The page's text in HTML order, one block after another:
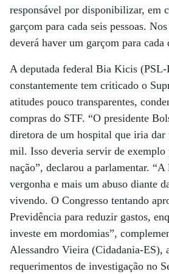
responsável por disponibilizar, em
garçom para cada seis pessoas.
deverá haver um garçom para cada
A deputada federal Bia Kicis
constantemente tem criticado o
atitudes pouco transparentes,
compras do STF. “O presidente
diretora de um hospital que iria
mil. Isso deveria servir de exemplo
nação”, declarou a parlamentar.
vergonha e mais um abuso diante
vivendo. O Congresso tentando
Previdência para reduzir gastos,
investe em mordomias”,
Alessandro Vieira (Cidadania-ES),
requerimentos de investigação no